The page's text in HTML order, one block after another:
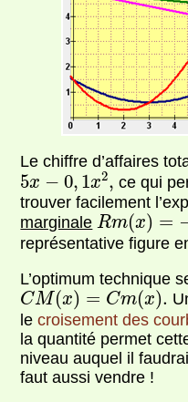
Le chiffre d’affaires
5x − 0, 1x2,
5x −0,1x 2,
ce qui
trouver facilement
marginale Rm(x) =
Rm(x)= −0,
représentative figure
L’optimum technique
CM (x) = Cm(x).
CM(x)=C m(x).
lecroisement des
la quantité permet
niveau auquel il
faut aussi vendre !